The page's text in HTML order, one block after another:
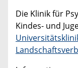
Die Klinik für
Kindes- und